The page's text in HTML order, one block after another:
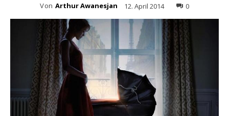
Von Arthur Awanesjan 12. April 2014 0